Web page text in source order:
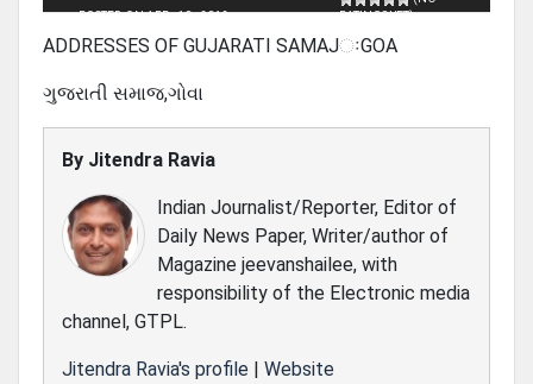
POSTED ON APR - 10 - 2012
RATINGS YET)
ADDRESSES OF GUJARATI SAMAJઃGOA
ગુજરાતી સમાજ,ગોવા
By Jitendra Ravia
Indian Journalist/Reporter, Editor of
Daily News Paper, Writer/author of
Magazine jeevanshailee, with
responsibility of the Electronic media
channel, GTPL.
Jitendra Ravia's profile | Website